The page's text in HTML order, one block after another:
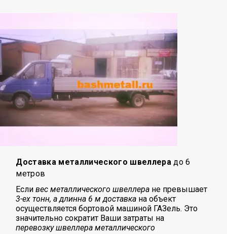
Доставка металлического швеллера до 6
метров
Есливес металлического швеллера не превышает
3-ех тонн, а длинна 6 м доставка на объект
осуществляется бортовой машиной ГАЗель. Это
значительно сократит Ваши затраты на
перевозкушвеллера металлического